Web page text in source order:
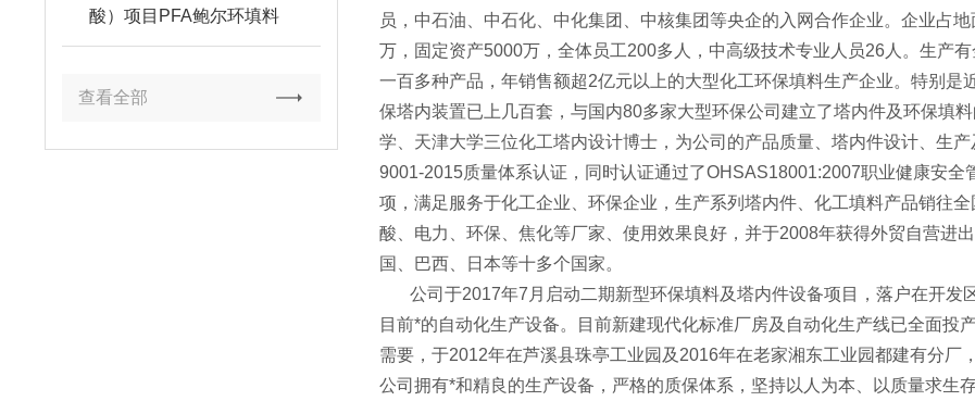
酸）项目PFA鲍尔环填料
查看全部
员，中石油、中石化、中化集团、中核集团等央企的入网合作企业。企业占
万，固定资产5000万，全体员工200多人，中高级技术专业人员26人。生产
一百多种产品，年销售额超2亿元以上的大型化工环保填料生产企业。特别
保塔内装置已上几百套，与国内80多家大型环保公司建立了塔内件及环保填
学、天津大学三位化工塔内设计博士，为公司的产品质量、塔内件设计、生
9001-2015质量体系认证，同时认证通过了OHSAS18001:2007职业健康安
项，满足服务于化工企业、环保企业，生产系列塔内件、化工填料产品销往
酸、电力、环保、焦化等厂家、使用效果良好，并于2008年获得外贸自营进
国、巴西、日本等十多个国家。
公司于2017年7月启动二期新型环保填料及塔内件设备项目，落户在开发
目前*的自动化生产设备。目前新建现代化标准厂房及自动化生产线已全面
需要，于2012年在芦溪县珠亭工业园及2016年在老家湘东工业园都建有分厂
公司拥有*和精良的生产设备，严格的质保体系，坚持以人为本、以质量求生